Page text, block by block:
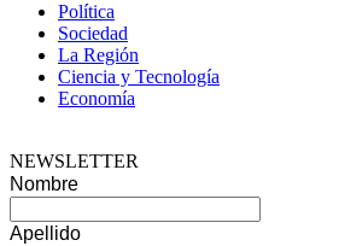
Política
Sociedad
La Región
Ciencia y Tecnología
Economía
NEWSLETTER
Nombre
Apellido